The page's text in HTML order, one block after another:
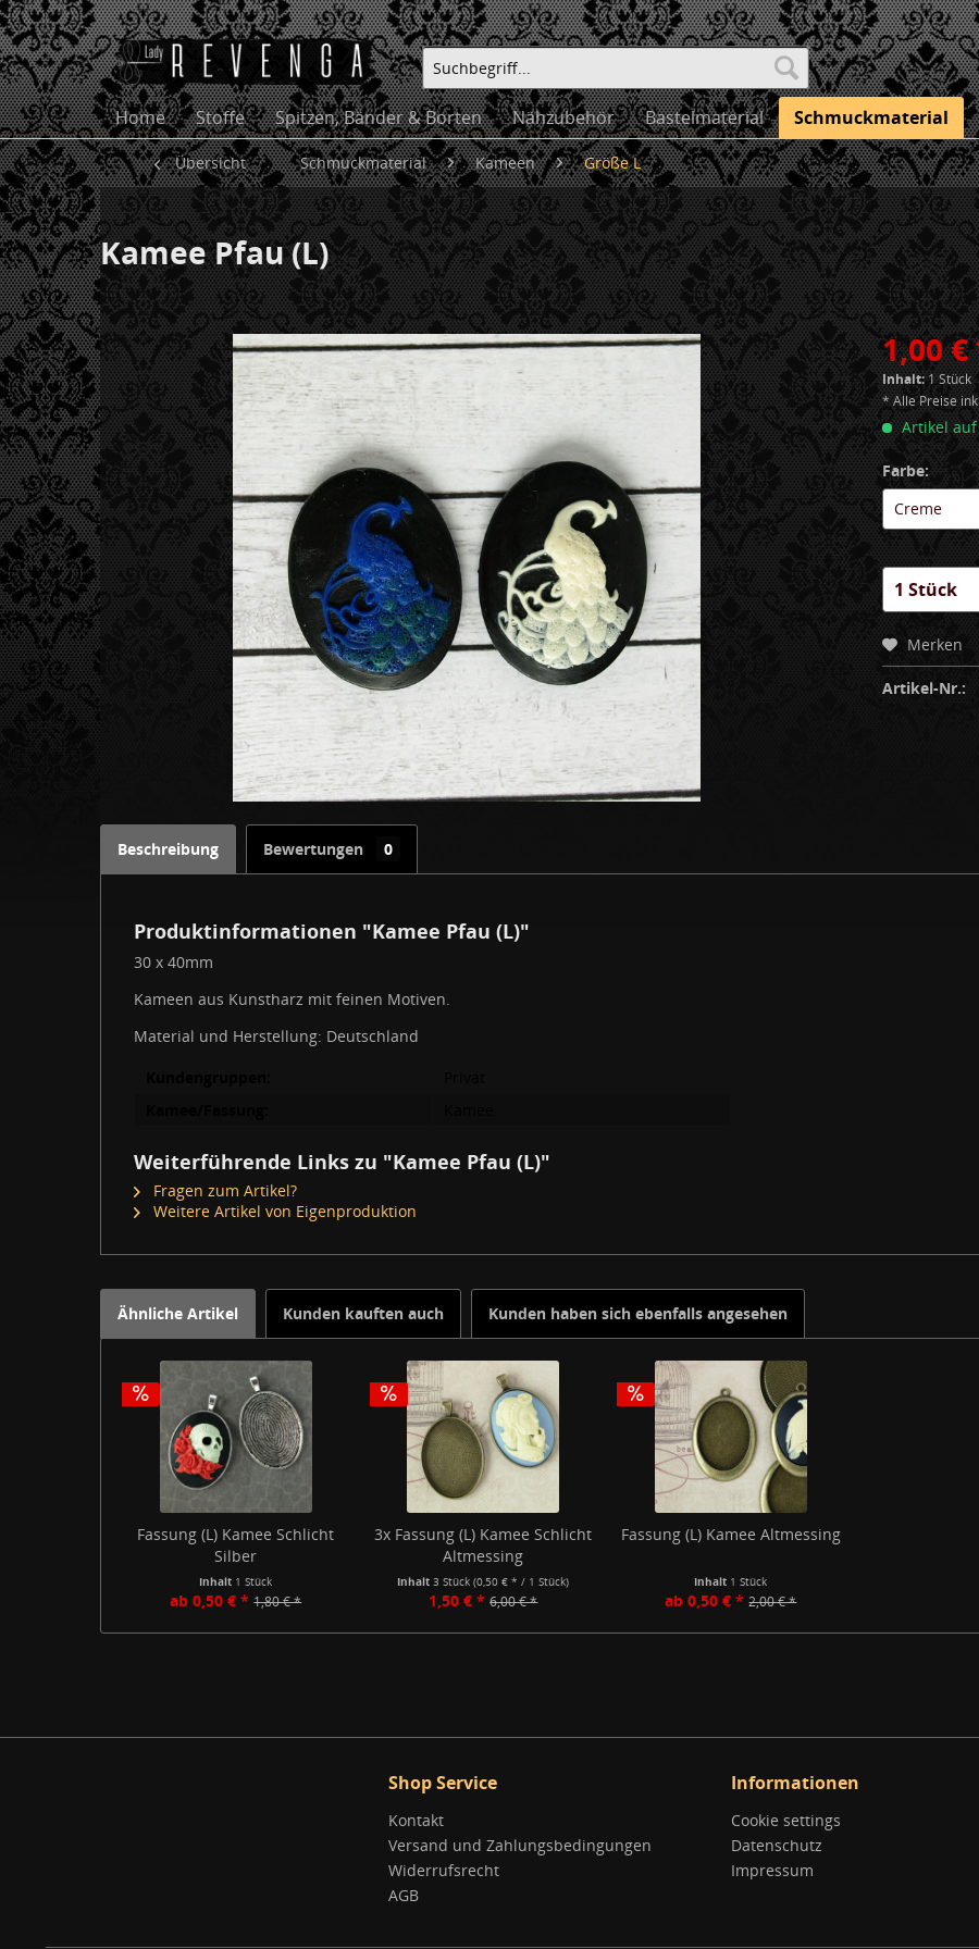
Home Stoffe Spitzen, Bänder & Borten Nähzubehör Bastelmaterial Schmuckmaterial
Übersicht Schmuckmaterial Kameen Größe L
Kamee Pfau (L)
1,00 €
Inhalt:1 Stück
* Alle Preise
Artikel auf
Farbe:
Merken
Artikel-Nr.:
Beschreibung Bewertungen 0
Produktinformationen "Kamee Pfau (L)"
30 x 40mm
Kameen aus Kunstharz mit feinen Motiven.
Material und Herstellung: Deutschland
Weiterführende Links zu "Kamee Pfau (L)"
Fragen zum Artikel?
Weitere Artikel von Eigenproduktion
Ähnliche Artikel Kunden kauften auch Kunden haben sich ebenfalls angesehen
Fassung (L) Kamee Schlicht
Silber
Inhalt 1 Stück
ab 0,50 € * 1,80 € *
3x Fassung (L) Kamee Schlicht
Altmessing
Inhalt3 Stück(0,50 € * / 1 Stück)
1,50 € * 6,00 € *
Fassung (L) Kamee Altmessing
Inhalt 1 Stück
ab 0,50 € * 2,00 € *
Shop Service
Kontakt
Versand und Zahlungsbedingungen
Widerrufsrecht
AGB
Informationen
Cookie settings
Datenschutz
Impressum